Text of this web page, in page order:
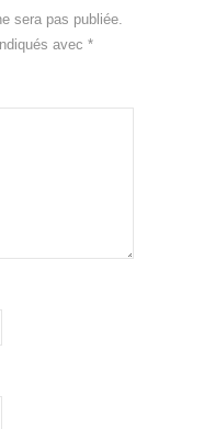
sera pas publiée.
avec *